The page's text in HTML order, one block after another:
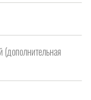
(дополнительная